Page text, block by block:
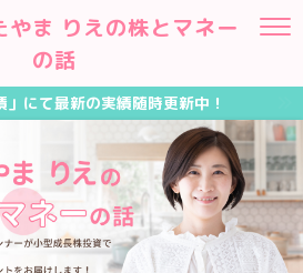
やま りえの株とマネー
の話
」にて最新の実績随時更新中！